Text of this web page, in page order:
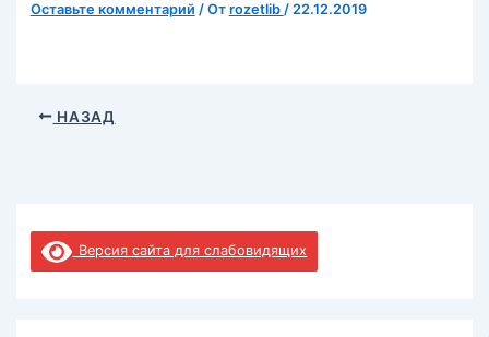
Оставьте комментарий / От rozetlib / 22.12.2019
НАЗАД
Версия сайта для слабовидящих